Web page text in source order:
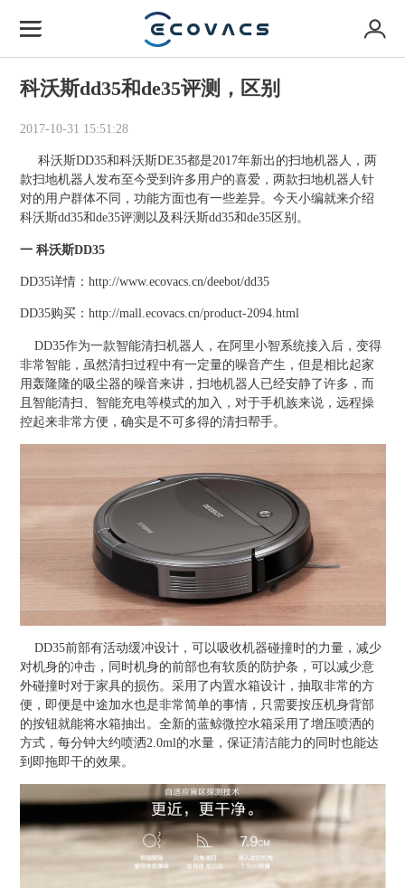
科沃斯dd35和de35评测，区别
2017-10-31 15:51:28
科沃斯DD35和科沃斯DE35都是2017年新出的扫地机器人 ，两
款扫地机器人发布至今受到许多用户的喜爱，两款扫地机器人针
对的用户群体不同，功能方面也有一些差异。今天小编就来介绍
科沃斯dd35和de35评测以及科沃斯dd35和de35区别。
一 科沃斯DD35
DD35详情： http://www.ecovacs.cn/deebot/dd35
DD35购买： http://mall.ecovacs.cn/product-2094.html
DD35作为一款智能清扫机器人，在阿里小智系统接入后，变得
非常智能，虽然清扫过程中有一定量的噪音产生，但是相比起家
用轰隆隆的吸尘器的噪音来讲，扫地机器人已经安静了许多，而
且智能清扫、智能充电等模式的加入，对于手机族来说，远程操
控起来非常方便，确实是不可多得的清扫帮手。
DD35前部有活动缓冲设计，可以吸收机器碰撞时的力量，减少
对机身的冲击，同时机身的前部也有软质的防护条，可以减少意
外碰撞时对于家具的损伤。采用了内置水箱设计，抽取非常的方
便，即便是中途加水也是非常简单的事情，只需要按压机身背部
的按钮就能将水箱抽出。全新的蓝鲸微控水箱采用了增压喷洒的
方式，每分钟大约喷洒2.0ml的水量，保证清洁能力的同时也能达
到即拖即干的效果。